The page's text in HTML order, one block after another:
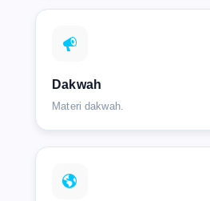
Dakwah
Materi dakwah.